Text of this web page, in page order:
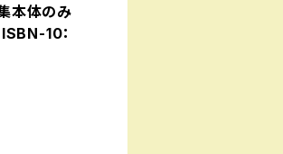
本体のみ
10：